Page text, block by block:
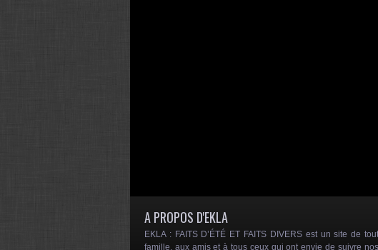
A PROPOS D'EKLA
EKLA : FAITS D’ÉTÉ ET FAITS DIVERS est un site de
famille, aux amis et à tous ceux qui ont envie de suivre